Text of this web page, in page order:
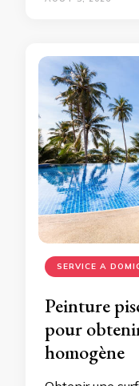
SERVICE A
Peinture
pour
homogène